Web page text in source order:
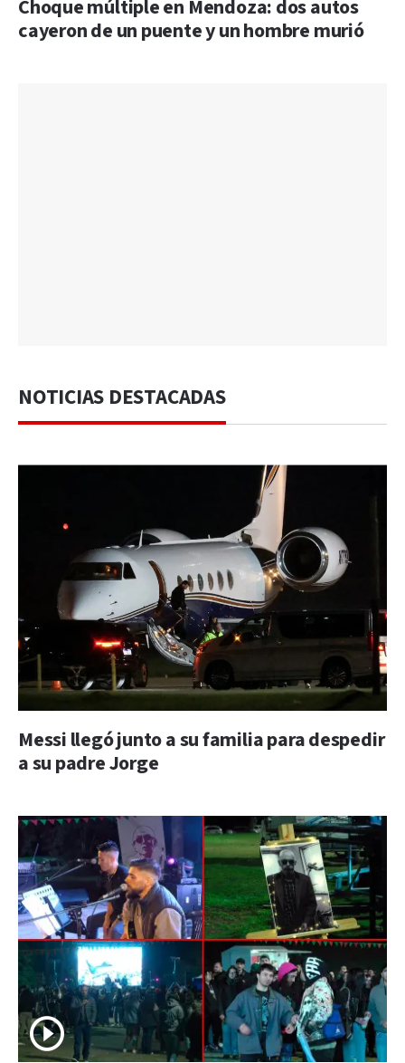
Choque múltiple en Mendoza: dos autos
cayeron de un puente y un hombre murió
NOTICIAS DESTACADAS
Messi llegó junto a su familia para despedir
a su padre Jorge